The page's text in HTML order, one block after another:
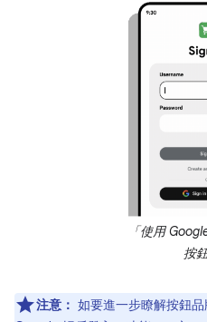
「使用
按鈕
注意： 如要進一步瞭解按鈕